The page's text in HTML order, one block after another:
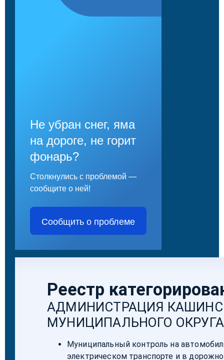
Не убран снег, яма
на дороге, не горит
фонарь?
Столкнулись с проблемой —
сообщите о ней!
Сообщить о проблеме